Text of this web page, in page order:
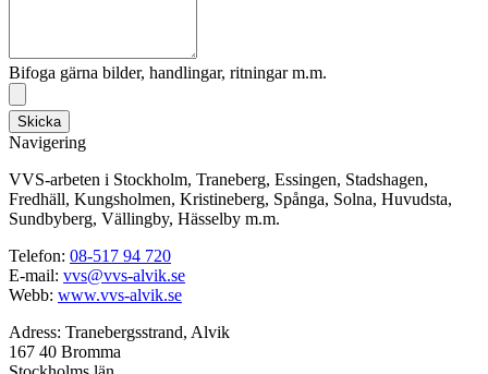
Bifoga gärna bilder, handlingar, ritningar m.m.
Skicka
Navigering
VVS-arbeten i Stockholm, Traneberg, Essingen, Stadshagen,
Fredhäll, Kungsholmen, Kristineberg, Spånga, Solna, Huvudsta,
Sundbyberg, Vällingby, Hässelby m.m.
Telefon: 08-517 94 720
E-mail: vvs@vvs-alvik.se
Webb: www.vvs-alvik.se
Adress: Tranebergsstrand, Alvik
167 40 Bromma